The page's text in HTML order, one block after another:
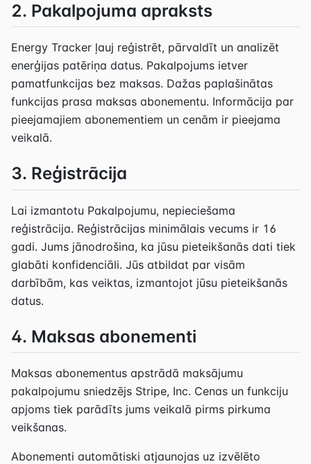
2. Pakalpojuma apraksts
Energy Tracker ļauj reģistrēt, pārvaldīt un analizēt
enerģijas patēriņa datus. Pakalpojums ietver
pamatfunkcijas bez maksas. Dažas paplašinātas
funkcijas prasa maksas abonementu. Informācija par
pieejamajiem abonementiem un cenām ir pieejama
veikalā.
3. Reģistrācija
Lai izmantotu Pakalpojumu, nepieciešama
reģistrācija. Reģistrācijas minimālais vecums ir 16
gadi. Jums jānodrošina, ka jūsu pieteikšanās dati tiek
glabāti konfidenciāli. Jūs atbildat par visām
darbībām, kas veiktas, izmantojot jūsu pieteikšanās
datus.
4. Maksas abonementi
Maksas abonementus apstrādā maksājumu
pakalpojumu sniedzējs Stripe, Inc. Cenas un funkciju
apjoms tiek parādīts jums veikalā pirms pirkuma
veikšanas.
Abonementi automātiski atjaunojas uz izvēlēto